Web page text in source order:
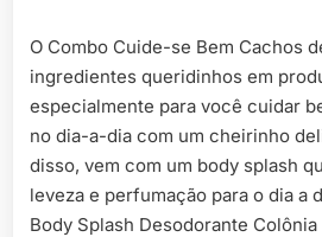
O Combo Cuide-se Bem Cachos
ingredientes queridinhos em
especialmente para você cuidar
no dia-a-dia com um cheirinho
disso, vem com um body splash
leveza e perfumação para o dia a
Body Splash Desodorante